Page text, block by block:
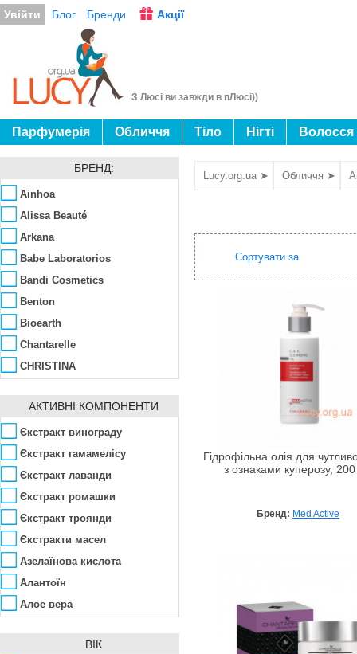
Увійти Блог Бренди Акції
З Люсі ви завжди в пЛюсі))
Парфумерія Обличчя Тіло Нігті Волосся
БРЕНД:
Ainhoa
Alissa Beauté
Arkana
Babe Laboratorios
Bandi Cosmetics
Benton
Bioearth
Chantarelle
CHRISTINA
Derma E
Dermophisiologique
Dr. Kadir
Dr. Spiller
Dr.Ceuracle
Ella Bache
Freihaut
H2organic
Janssen Cosmetics
JEAN DARCEL
АКТИВНІ КОМПОНЕНТИ
Єкстракт винограду
Єкстракт гамамелісу
Єкстракт лаванди
Єкстракт ромашки
Єкстракт троянди
Єкстракти масел
Азелаїнова кислота
Алантоїн
Алое вера
Аскорбінова кислота
ВІК
Lucy.org.ua ➤ Обличчя ➤
Сортувати за
Гідрофільна олія для
з ознаками куперозу,
Бренд: Med Active